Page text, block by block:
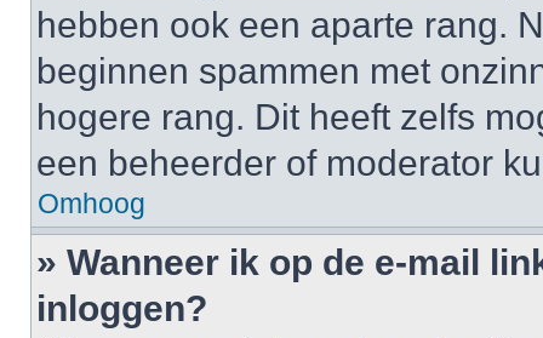
hebben ook een aparte rang.
beginnen spammen met
hogere rang. Dit heeft zelfs
een beheerder of moderator
Omhoog
» Wanneer ik op de e-mail
inloggen?